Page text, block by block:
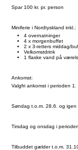
Spar 100 kr. pr. person
Miniferie i Nordtyskland inkl.:
4 overnatninger
4 x morgenbuffet
2 x 3-retters middag/
Velkomstdrink
1 flaske vand på
Ankomst:
Valgfri ankomst i perioden 1.
Søndag t.o.m. 28.6. og
Tirsdag og onsdag i
Tilbuddet gælder t.o.m.